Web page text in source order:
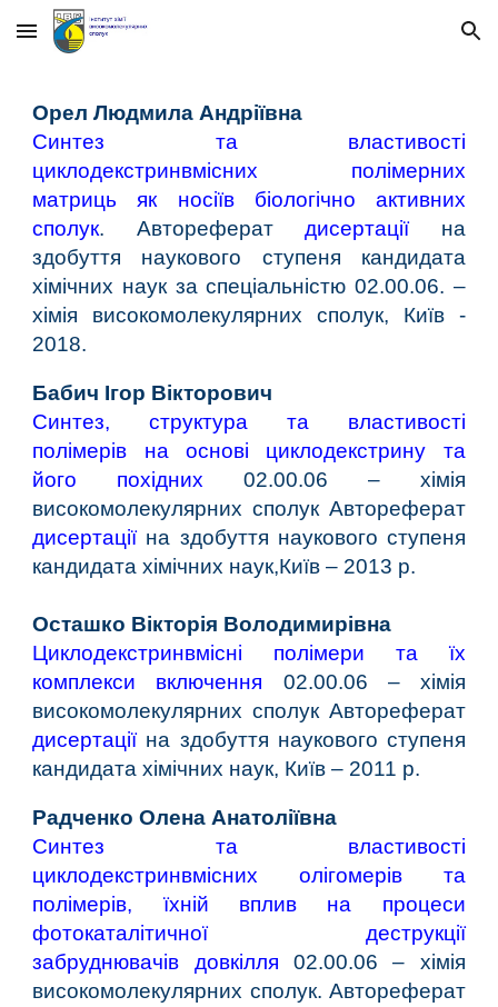
Skip to main content Skip to navigation
Орел Людмила Андріївна
Синтез та властивості
циклодекстринвмісних полімерних
матриць як носіїв біологічно активних
сполук. Авторефератдисертаціїна
здобуття наукового ступеня кандидата
хімічних наук за спеціальністю 02.00.06. –
хімія високомолекулярних сполук, Київ -
2018.
Бабич Ігор Вікторович
Синтез, структура та властивості
полімерів на основі циклодекстрину та
його похідних 02.00.06 – хімія
високомолекулярних сполук Автореферат
дисертації на здобуття наукового ступеня
кандидата хімічних наук,Київ – 2013 р.
Осташко Вікторія Володимирівна
Циклодекстринвмісні полімери та їх
комплекси включення 02.00.06 – хімія
високомолекулярних сполук Автореферат
дисертації на здобуття наукового ступеня
кандидата хімічних наук, Київ – 2011 р.
Радченко Олена Анатоліївна
Синтез та властивості
циклодекстринвмісних олігомерів та
полімерів, їхній вплив на процеси
фотокаталітичної деструкції
забруднювачів довкілля 02.00.06 – хімія
високомолекулярних сполук. Автореферат